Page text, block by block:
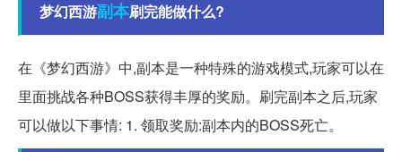
梦幻西游副本刷完能做什么?
在《梦幻西游》中,副本是一种特殊的游戏模式,玩家可以在
里面挑战各种BOSS获得丰厚的奖励。刷完副本之后,玩家
可以做以下事情: 1. 领取奖励:副本内的BOSS死亡。